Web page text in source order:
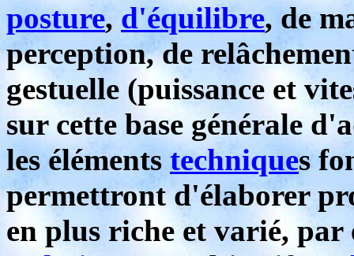
posture, d'équilibre, de
perception, de
gestuelle (puissance et
sur cette base générale
les éléments techniques
permettront d'élaborer
en plus riche et varié, par